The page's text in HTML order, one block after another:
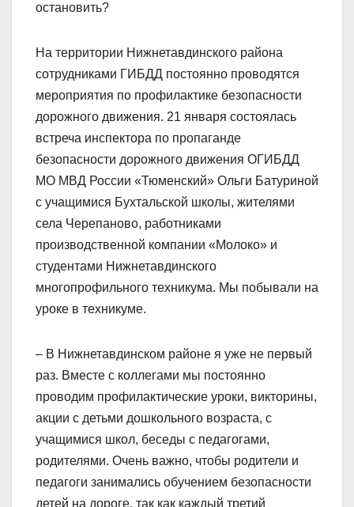
остановить?
На территории Нижнетавдинского района
сотрудниками ГИБДД постоянно проводятся
мероприятия по профилактике безопасности
дорожного движения. 21 января состоялась
встреча инспектора по пропаганде
безопасности дорожного движения ОГИБДД
МО МВД России «Тюменский» Ольги Батуриной
с учащимися Бухтальской школы, жителями
села Черепаново, работниками
производственной компании «Молоко» и
студентами Нижнетавдинского
многопрофильного техникума. Мы побывали на
уроке в техникуме.
– В Нижнетавдинском районе я уже не первый
раз. Вместе с коллегами мы постоянно
проводим профилактические уроки, викторины,
акции с детьми дошкольного возраста, с
учащимися школ, беседы с педагогами,
родителями. Очень важно, чтобы родители и
педагоги занимались обучением безопасности
детей на дороге, так как каждый третий